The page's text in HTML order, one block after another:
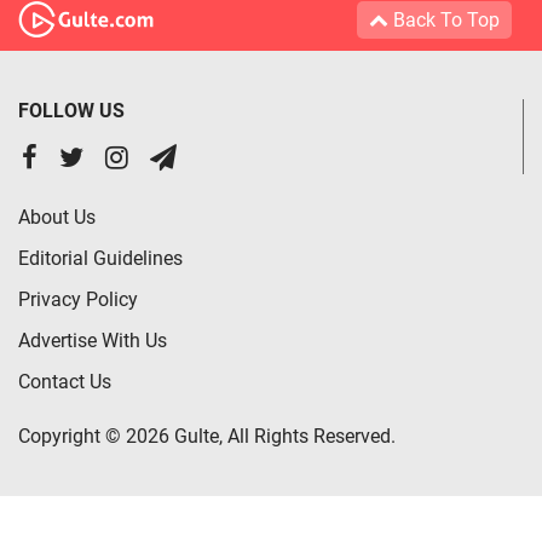
Back To Top
FOLLOW US
About Us
Editorial Guidelines
Privacy Policy
Advertise With Us
Contact Us
Copyright © 2026 Gulte, All Rights Reserved.